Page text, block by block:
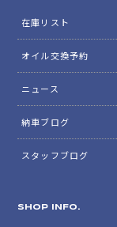
在庫リスト
オイル交換予約
ニュース
納車ブログ
スタッフブログ
SHOP INFO.